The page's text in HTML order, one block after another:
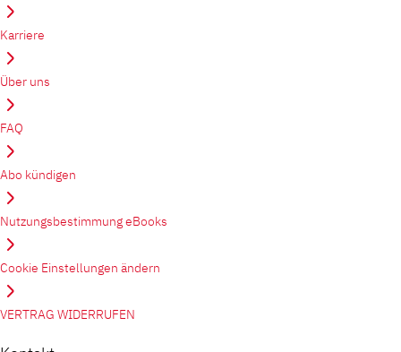
Karriere
Über uns
FAQ
Abo kündigen
Nutzungsbestimmung eBooks
Cookie Einstellungen ändern
VERTRAG WIDERRUFEN